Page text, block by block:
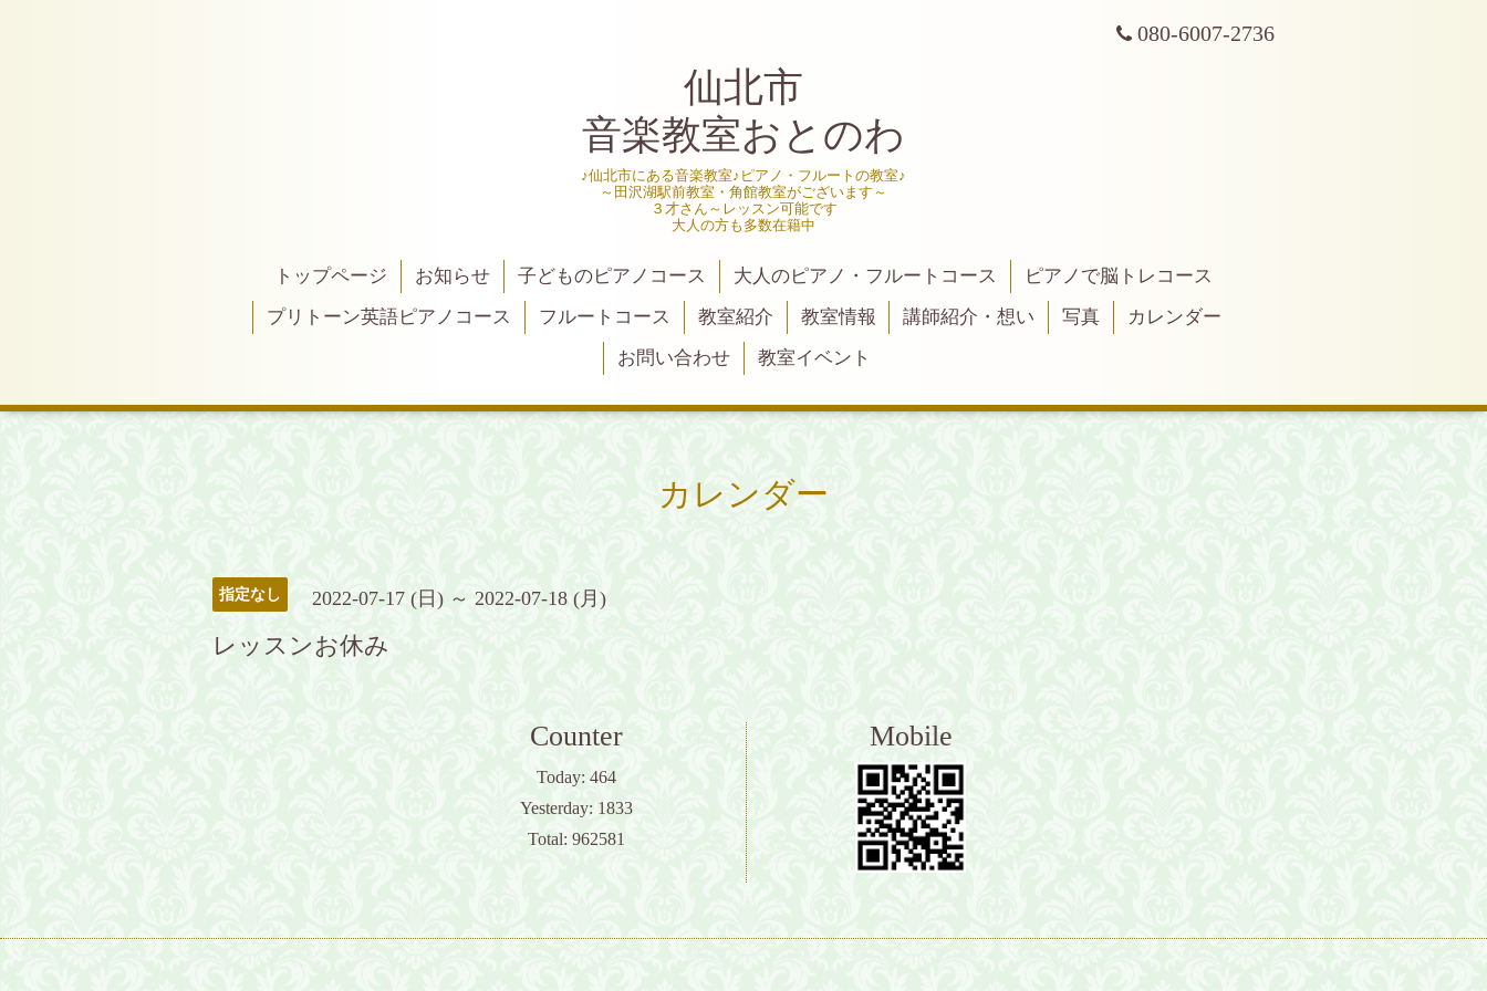
080-6007-2736
仙北市
音楽教室おとのわ
♪仙北市にある音楽教室♪ピアノ・フルートの教室♪
～田沢湖駅前教室・角館教室がございます～
３才さん～レッスン可能です
大人の方も多数在籍中
トップページ お知らせ 子どものピアノコース 大人のピアノ・フルートコース
ピアノで脳トレコース
プリトーン英語ピアノコース
フルートコース 教室紹介 教室情報 講師紹介・想い 写真
カレンダー
お問い合わせ
教室イベント
カレンダー
指定なし 2022-07-17 (日) ～ 2022-07-18 (月)
レッスンお休み
Counter
Today: 464
Yesterday: 1833
Total: 962581
Mobile